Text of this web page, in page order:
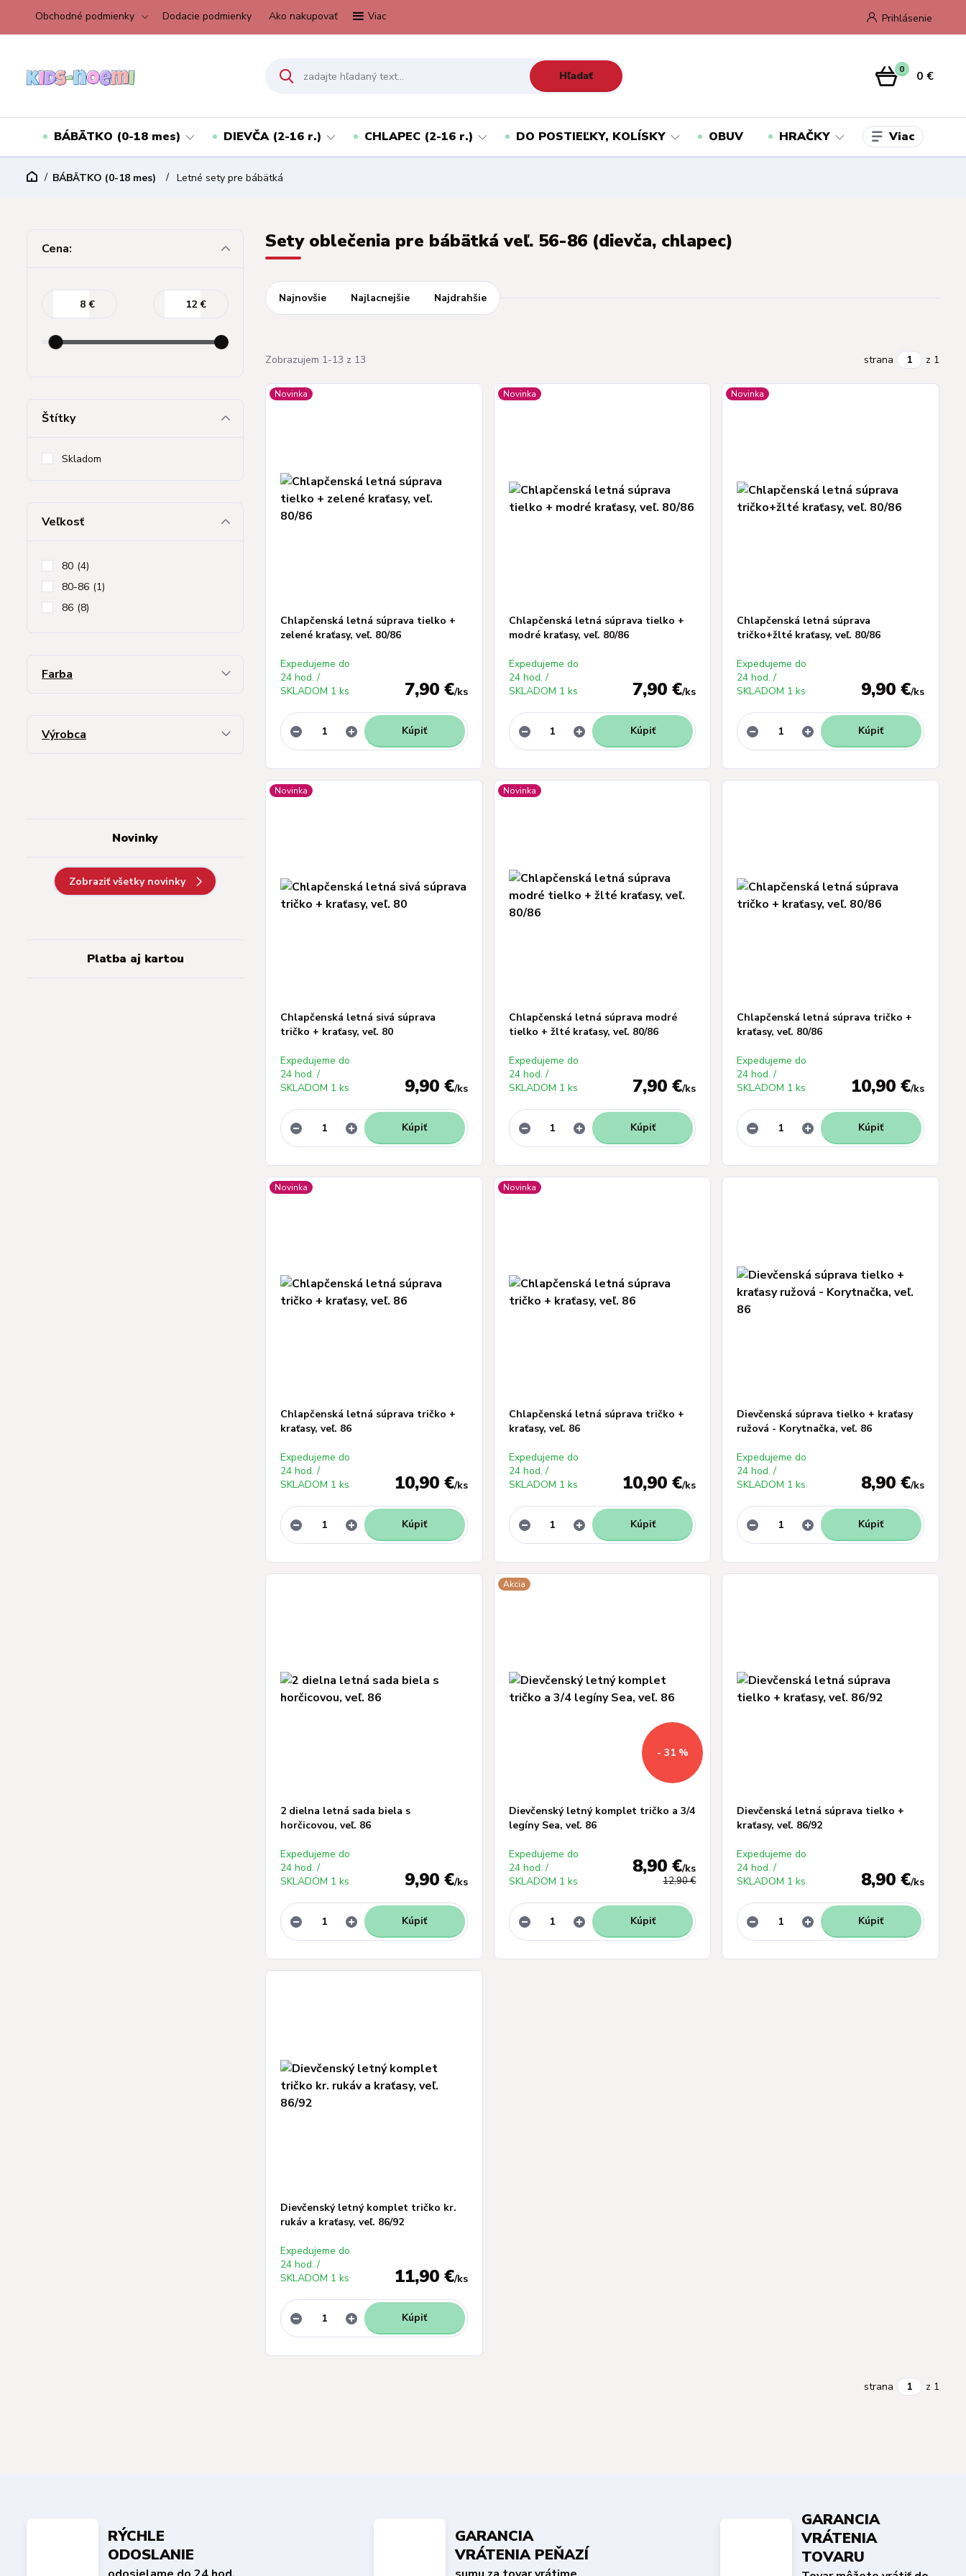
Obchodné podmienky Dodacie podmienky Ako nakupovať Viac Prihlásenie
Hľadať 0 0 €
BÁBÄTKO (0-18 mes) DIEVČA (2-16 r.) CHLAPEC (2-16 r.) DO POSTIEĽKY, KOLÍSKY OBUV HRAČKY Viac
BÁBÄTKO (0-18 mes) Letné sety pre bábätká
Sety oblečenia pre bábätká veľ. 56-86 (dievča, chlapec)
Najnovšie Najlacnejšie Najdrahšie
Zobrazujem 1-13 z 13 strana z 1
Novinka
Chlapčenská letná súprava tielko +
zelené kraťasy, veľ. 80/86
7,90 €/ks
Expedujeme do
24 hod. /
SKLADOM 1 ks
Kúpiť
Novinka
Chlapčenská letná súprava tielko +
modré kraťasy, veľ. 80/86
7,90 €/ks
Expedujeme do
24 hod. /
SKLADOM 1 ks
Kúpiť
Novinka
Chlapčenská letná súprava
tričko+žlté kraťasy, veľ. 80/86
9,90 €/ks
Expedujeme do
24 hod. /
SKLADOM 1 ks
Kúpiť
Novinka
Chlapčenská letná sivá súprava
tričko + kraťasy, veľ. 80
9,90 €/ks
Expedujeme do
24 hod. /
SKLADOM 1 ks
Kúpiť
Novinka
Chlapčenská letná súprava modré
tielko + žlté kraťasy, veľ. 80/86
7,90 €/ks
Expedujeme do
24 hod. /
SKLADOM 1 ks
Kúpiť
Chlapčenská letná súprava tričko +
kraťasy, veľ. 80/86
10,90 €/ks
Expedujeme do
24 hod. /
SKLADOM 1 ks
Kúpiť
Novinka
Chlapčenská letná súprava tričko +
kraťasy, veľ. 86
10,90 €/ks
Expedujeme do
24 hod. /
SKLADOM 1 ks
Kúpiť
Novinka
Chlapčenská letná súprava tričko +
kraťasy, veľ. 86
10,90 €/ks
Expedujeme do
24 hod. /
SKLADOM 1 ks
Kúpiť
Dievčenská súprava tielko + kraťasy
ružová - Korytnačka, veľ. 86
8,90 €/ks
Expedujeme do
24 hod. /
SKLADOM 1 ks
Kúpiť
2 dielna letná sada biela s
horčicovou, veľ. 86
9,90 €/ks
Expedujeme do
24 hod. /
SKLADOM 1 ks
Kúpiť
Akcia
- 31 %
Dievčenský letný komplet tričko a 3/4
legíny Sea, veľ. 86
12,90 €
8,90 €/ks
Expedujeme do
24 hod. /
SKLADOM 1 ks
Kúpiť
Dievčenská letná súprava tielko +
kraťasy, veľ. 86/92
8,90 €/ks
Expedujeme do
24 hod. /
SKLADOM 1 ks
Kúpiť
Dievčenský letný komplet tričko kr.
rukáv a kraťasy, veľ. 86/92
11,90 €/ks
Expedujeme do
24 hod. /
SKLADOM 1 ks
Kúpiť
strana z 1
Cena:
€ €
Štítky
Skladom
Veľkosť
80 (4)
80-86 (1)
86 (8)
Farba
Výrobca
Novinky
Zobraziť všetky novinky
Platba aj kartou
RÝCHLE
ODOSLANIE
GARANCIA
VRÁTENIA PEŇAZÍ
GARANCIA
VRÁTENIA
TOVARU